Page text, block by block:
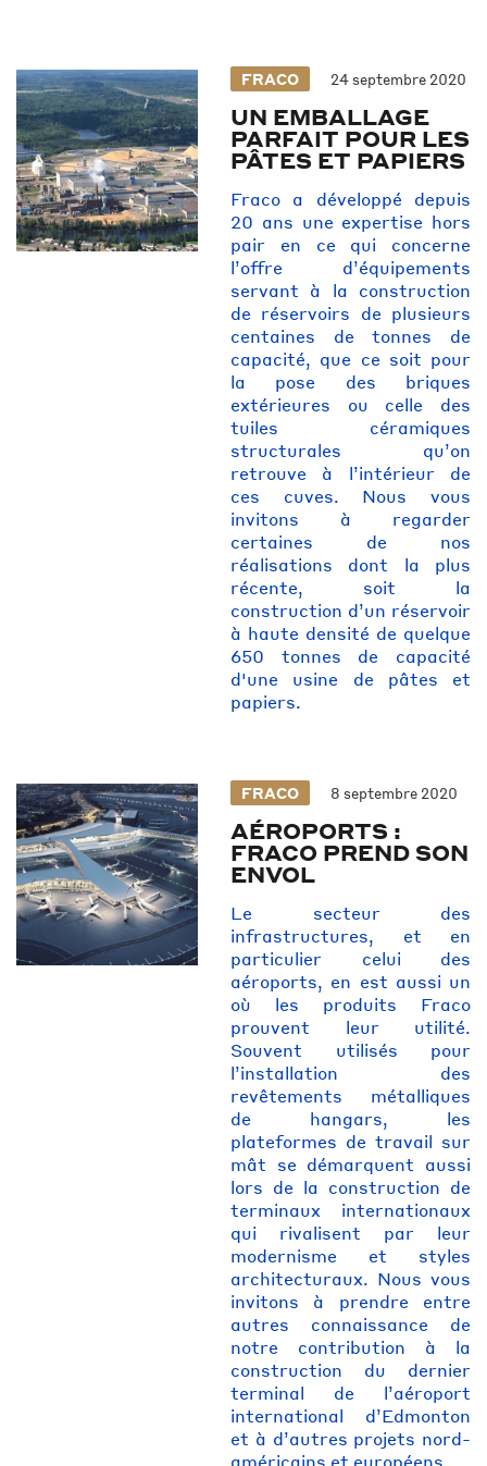
FRACO 24 septembre 2020
UN EMBALLAGE
PARFAIT POUR LES
PÂTES ET PAPIERS
Fraco a développé depuis
20 ans une expertise hors
pair en ce qui concerne
l’offre d’équipements
servant à la construction
de réservoirs de plusieurs
centaines de tonnes de
capacité, que ce soit pour
la pose des briques
extérieures ou celle des
tuiles céramiques
structurales qu’on
retrouve à l’intérieur de
ces cuves. Nous vous
invitons à regarder
certaines de nos
réalisations dont la plus
récente, soit la
construction d’un réservoir
à haute densité de quelque
650 tonnes de capacité
d'une usine de pâtes et
papiers.
FRACO 8 septembre 2020
AÉROPORTS :
FRACO PREND SON
ENVOL
Le secteur des
infrastructures, et en
particulier celui des
aéroports, en est aussi un
où les produits Fraco
prouvent leur utilité.
Souvent utilisés pour
l’installation des
revêtements métalliques
de hangars, les
plateformes de travail sur
mât se démarquent aussi
lors de la construction de
terminaux internationaux
qui rivalisent par leur
modernisme et styles
architecturaux. Nous vous
invitons à prendre entre
autres connaissance de
notre contribution à la
construction du dernier
terminal de l’aéroport
international d’Edmonton
et à d’autres projets nord-
américains et européens.